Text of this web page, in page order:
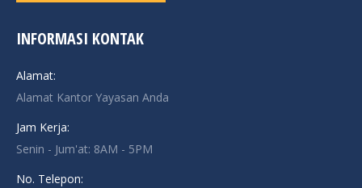
INFORMASI KONTAK
Alamat:
Alamat Kantor Yayasan Anda
Jam Kerja:
Senin - Jum'at: 8AM - 5PM
No. Telepon: